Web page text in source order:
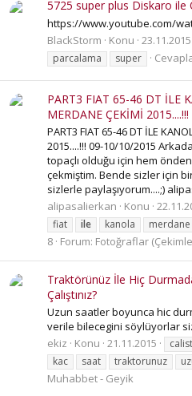
5725 super plus Diskaro ile
https://www.youtube.com/
BlackStorm
Konu 23.11.2015
parcalama
super
PART3 FIAT 65-46 DT İLE
MERDANE ÇEKİMİ 2015....!!!
PART3 FIAT 65-46 DT İLE
2015....!!! 09-10/10/2015
topaçlı olduğu için hem
çekmiştim. Bende sizler için
sizlerle paylaşıyorum....;)
alipasalierkan
Konu
fiat
ile kanola merdane
8 Forum: Fotoğraflar
Traktörünüz İle Hiç
Çalıştınız?
Uzun saatler boyunca hic
verile bilecegini söylüyorlar
ekiz
Konu 21.11.2015
kac
saat traktorunuz
Muhabbet - Geyik